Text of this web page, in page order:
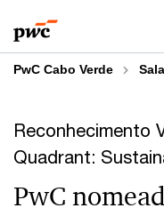
to
content
to
footer
PwC Cabo Verde
Reconhecimento
Quadrant:
PwC